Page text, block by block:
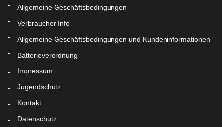
Allgemeine Geschäftsbedingungen
Verbraucher Info
Allgemeine Geschäftsbedingungen und Kundeninformationen
Batterieverordnung
Impressum
Jugendschutz
Kontakt
Datenschutz